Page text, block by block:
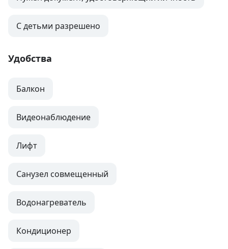
С детьми разрешено
Удобства
Балкон
Видеонаблюдение
Лифт
Санузел совмещенный
Водонагреватель
Кондиционер